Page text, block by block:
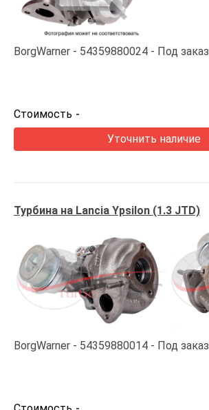
BorgWarner 54359880024 Под заказ
Стоимость -
Уточнить наличие
Турбина на Lancia Ypsilon (1.3 JTD)
BorgWarner 54359880014 Под заказ